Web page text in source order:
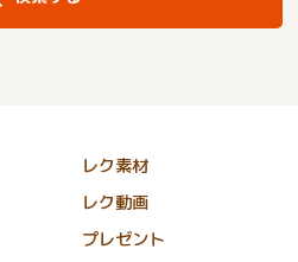
レク素材
レク動画
プレゼント